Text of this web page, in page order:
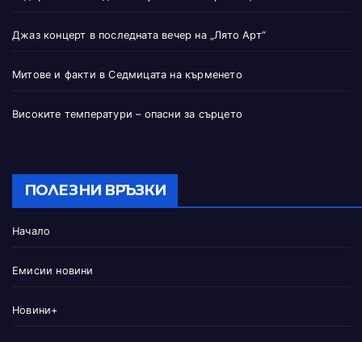
Джаз концерт в последната вечер на „Лято Арт“
Митове и факти в Седмицата на кърменето
Високите температури – опасни за сърцето
ПОЛЕЗНИ ВРЪЗКИ
Начало
Емисии новини
Новини+